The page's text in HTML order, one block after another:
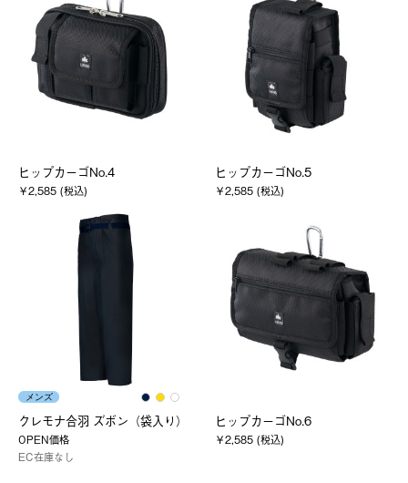
ヒップカーゴNo.4
￥2,585 (税込)
ヒップカーゴNo.5
￥2,585 (税込)
メンズ
クレモナ合羽 ズボン（袋入り）
OPEN価格
EC在庫なし
ヒップカーゴNo.6
￥2,585 (税込)